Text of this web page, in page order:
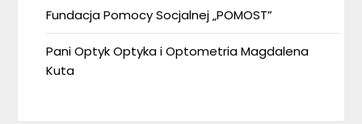
Fundacja Pomocy Socjalnej „POMOST”
Pani Optyk Optyka i Optometria Magdalena
Kuta